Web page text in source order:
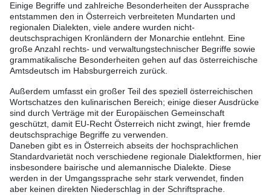
Einige Begriffe und zahlreiche Besonderheiten der Aussprache
entstammen den in Österreich verbreiteten Mundarten und
regionalen Dialekten, viele andere wurden nicht-
deutschsprachigen Kronländern der Monarchie entlehnt. Eine
große Anzahl rechts- und verwaltungstechnischer Begriffe sowie
grammatikalische Besonderheiten gehen auf das österreichische
Amtsdeutsch im Habsburgerreich zurück.
Außerdem umfasst ein großer Teil des speziell österreichischen
Wortschatzes den kulinarischen Bereich; einige dieser Ausdrücke
sind durch Verträge mit der Europäischen Gemeinschaft
geschützt, damit EU-Recht Österreich nicht zwingt, hier fremde
deutschsprachige Begriffe zu verwenden.
Daneben gibt es in Österreich abseits der hochsprachlichen
Standardvarietät noch verschiedene regionale Dialektformen, hier
insbesondere bairische und alemannische Dialekte. Diese
werden in der Umgangssprache sehr stark verwendet, finden
aber keinen direkten Niederschlag in der Schriftsprache.